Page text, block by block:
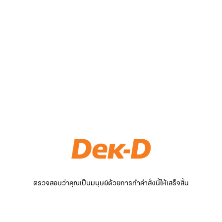
ตรวจสอบว่าคุณเป็นมนุษย์ด้วยการทำคำสั่งนี้ให้เสร็จสิ้น